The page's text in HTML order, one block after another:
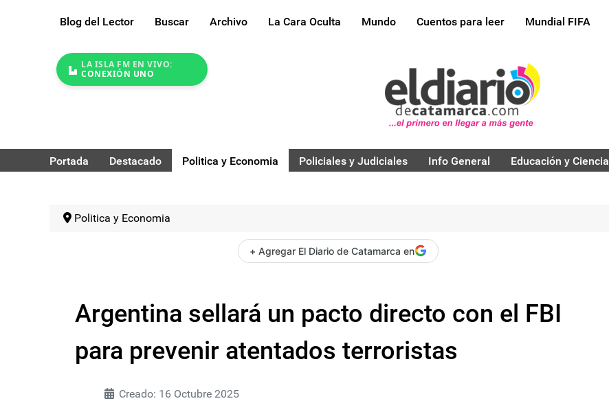
Blog del Lector Buscar Archivo La Cara Oculta Mundo Cuentos para leer Mundial FIFA
LA ISLA FM EN VIVO:
CONEXIÓN UNO
Portada Destacado Politica y Economia Policiales y Judiciales Info General Educación y Ciencia
Politica y Economia
+ Agregar El Diario de Catamarca en
Argentina sellará un pacto directo con el FBI
para prevenir atentados terroristas
Creado: 16 Octubre 2025